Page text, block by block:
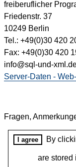
freiberuflicher
Friedenstr. 37
10249 Berlin
Tel.: +49(0)30 420
Fax: +49(0)30 420
info@sql-und-
Server-Daten -
Fragen,
I agree By
are stored